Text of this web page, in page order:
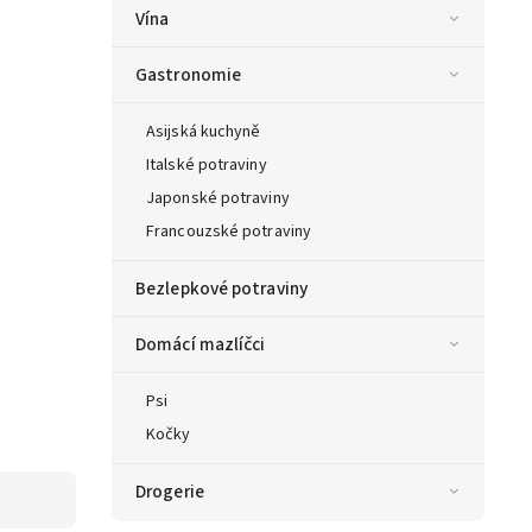
Vína
Gastronomie
Asijská kuchyně
Italské potraviny
Japonské potraviny
Francouzské potraviny
Bezlepkové potraviny
Domácí mazlíčci
Psi
Kočky
Drogerie